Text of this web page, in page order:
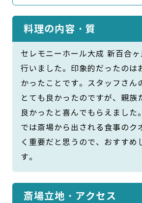
料理の内容・質
セレモニーホール大成 新百合
行いました。印象的だったのは
かったことです。スタッフさん
とても良かったのですが、親族
良かったと喜んでもらえました
では斎場から出される食事のク
く重要だと思うので、おすすめ
す。
斎場立地・アクセス